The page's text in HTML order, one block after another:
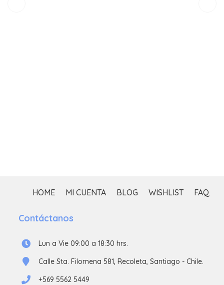
HOME MI CUENTA BLOG WISHLIST FAQ
Contáctanos
Lun a Vie 09:00 a 18:30 hrs.
Calle Sta. Filomena 581, Recoleta, Santiago - Chile.
+569 5562 5449